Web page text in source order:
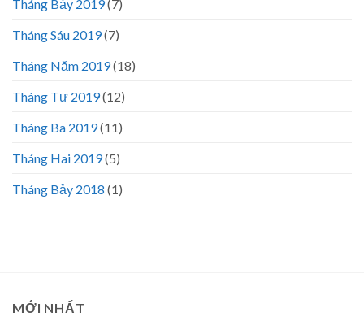
Tháng Bảy 2019(7)
Tháng Sáu 2019(7)
Tháng Năm 2019(18)
Tháng Tư 2019(12)
Tháng Ba 2019(11)
Tháng Hai 2019(5)
Tháng Bảy 2018 (1)
MỚI NHẤT